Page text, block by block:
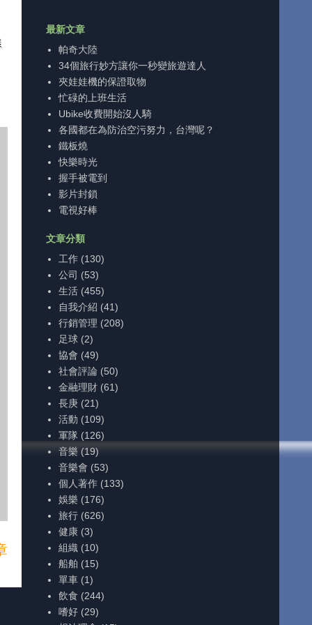
最新文章
帕奇大陸
34個旅行妙方讓你一秒變旅遊達人
夾娃娃機的保證取物
忙碌的上班生活
Ubike收費開始沒人騎
各國都在為防治空污努力，台灣呢？
鐵板燒
快樂時光
握手被電到
影片封鎖
電視好棒
文章分類
工作 (130)
公司 (53)
生活 (455)
自我介紹 (41)
行銷管理 (208)
足球 (2)
協會 (49)
社會評論 (50)
金融理財 (61)
長庚 (21)
活動 (109)
軍隊 (126)
音樂 (19)
音樂會 (53)
個人著作 (133)
娛樂 (176)
旅行 (626)
健康 (3)
組織 (10)
船舶 (15)
單車 (1)
飲食 (244)
嗜好 (29)